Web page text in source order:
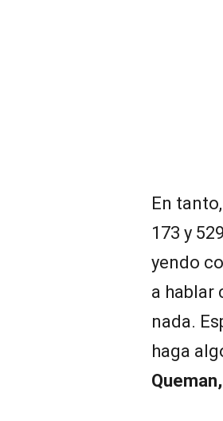
En
173 y
yendo
a hablar
nada.
haga